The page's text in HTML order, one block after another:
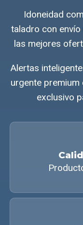
Idoneidad
taladro con
las mejores
Alertas
urgente
exclusivo